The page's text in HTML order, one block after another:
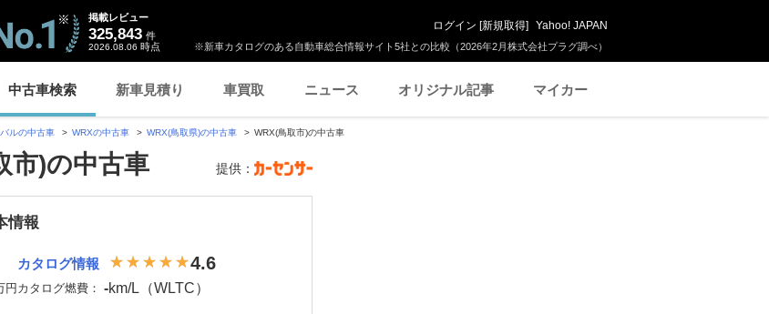
※新車カタログのある自動車総合情報サイト5社との比較（2026年2月株式会社プラグ調べ）
掲載レビュー
325,843 件
2026.08.06 時点
ログイン [新規取得] Yahoo! JAPAN
中古車検索 新車見積り 車買取 ニュース オリジナル記事 マイカー
ルの中古車 WRXの中古車 WRX(鳥取県)の中古車 WRX(鳥取市)の中古車
市)の中古車 提供：
情報
円
カタログ情報 4.6
カタログ燃費： -km/L（WLTC）